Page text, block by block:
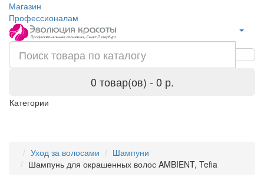
Магазин
Профессионалам
0 товар(ов) - 0 р.
Категории
Уход за волосами
Шампуни
Шампунь для окрашенных волос AMBIENT, Tefia